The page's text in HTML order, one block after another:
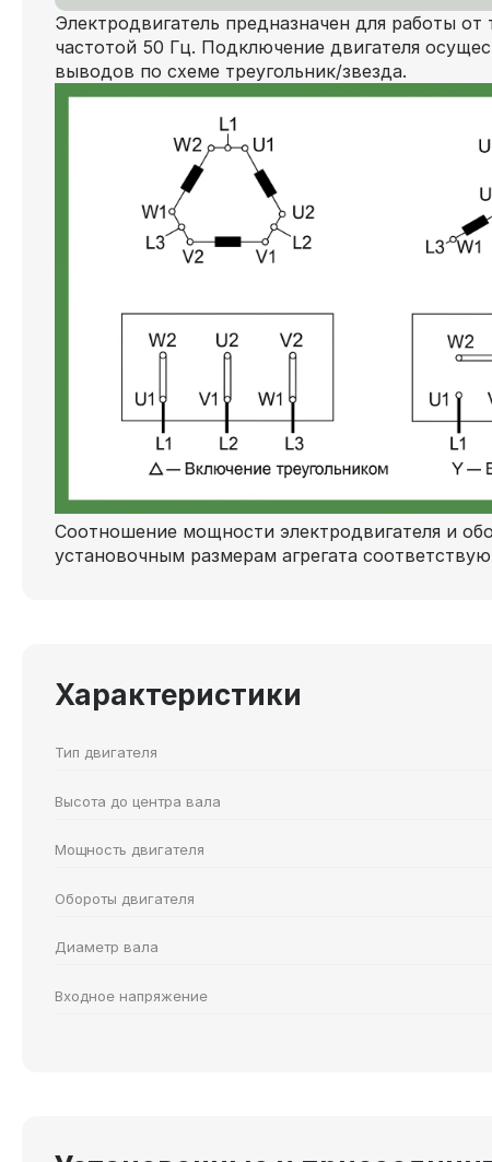
Электродвигатель предназначен для работы от
частотой 50 Гц. Подключение двигателя
выводов по схеме треугольник/звезда.
Соотношение мощности электродвигателя и
установочным размерам агрегата
Характеристики
Тип двигателя
Высота до центра вала
Мощность двигателя
Обороты двигателя
Диаметр вала
Входное напряжение